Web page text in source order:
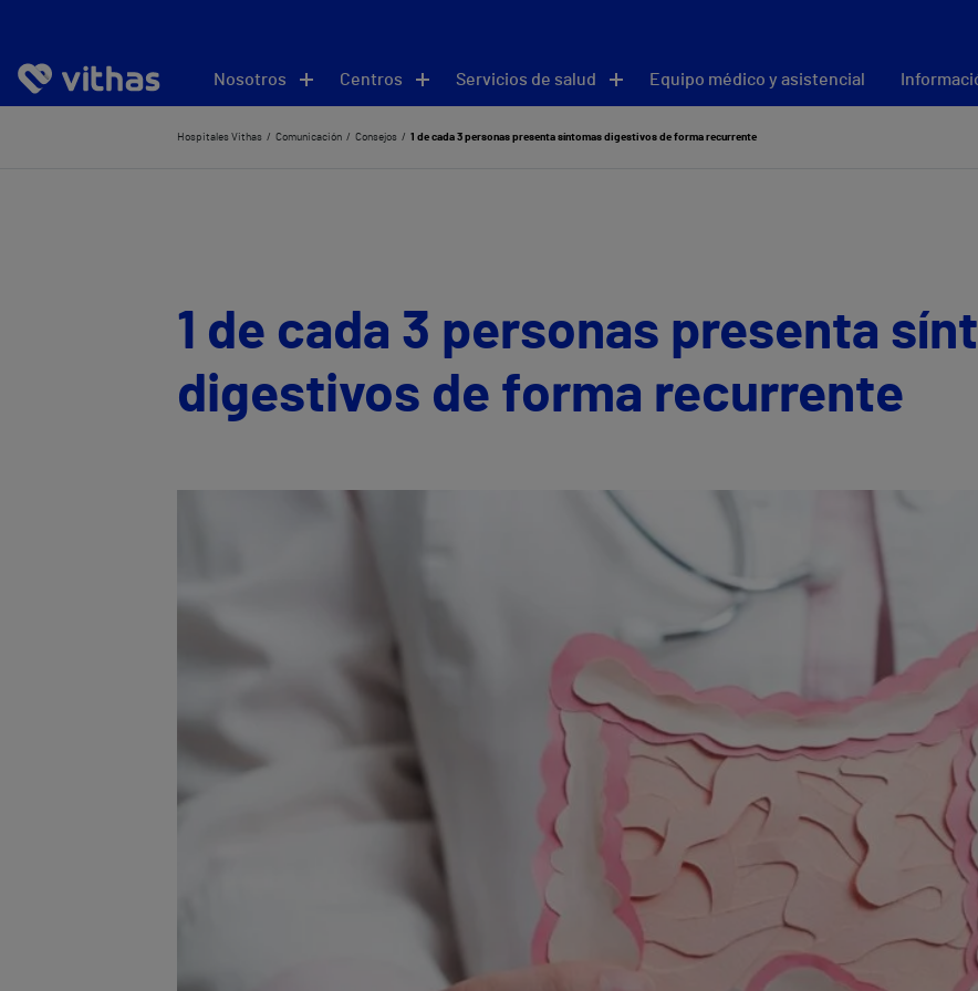
Nosotros Centros Servicios de salud Equipo médico y asistencial
Hospitales Vithas Comunicación Consejos 1 de cada 3 personas presenta síntomas digestivos de forma recurrente
1 de cada 3 personas presenta
digestivos de forma recurrente